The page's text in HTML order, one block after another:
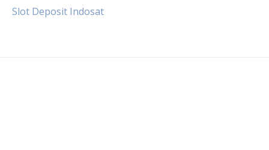
Slot Deposit Indosat